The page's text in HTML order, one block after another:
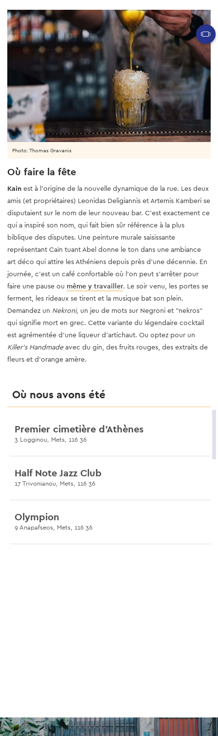
Photo: Thomas Gravanis
Où faire la fête
Kain est à l'origine de la nouvelle dynamique de la rue. Les deux
amis (et propriétaires) Leonidas Deligiannis et Artemis Kamberi se
disputaient sur le nom de leur nouveau bar. C'est exactement ce
qui a inspiré son nom, qui fait bien sûr référence à la plus
biblique des disputes. Une peinture murale saisissante
représentant Caïn tuant Abel donne le ton dans une ambiance
art déco qui attire les Athéniens depuis près d'une décennie. En
journée, c'est un café confortable où l'on peut s'arrêter pour
faire une pause ou même y travailler. Le soir venu, les portes se
ferment, les rideaux se tirent et la musique bat son plein.
Demandez un Nekroni, un jeu de mots sur Negroni et "nekros"
qui signifie mort en grec. Cette variante du légendaire cocktail
est agrémentée d'une liqueur d'artichaut. Ou optez pour un
Killer's Handmadeavec du gin, des fruits rouges, des extraits de
fleurs et d'orange amère.
Où nous avons été
Premier cimetière d’Athènes
3 Logginou, Mets, 116 36
Half Note Jazz Club
17 Trivonianou, Mets, 116 36
Olympion
9 Anapafseos, Mets, 116 36